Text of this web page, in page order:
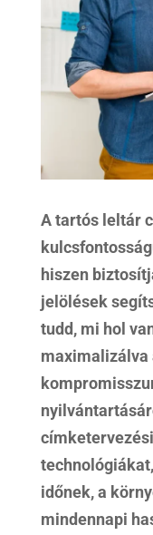
A tartós leltár
hiszen
jelölések
tudd, mi hol
maximalizálva
időnek, a
mindennapi